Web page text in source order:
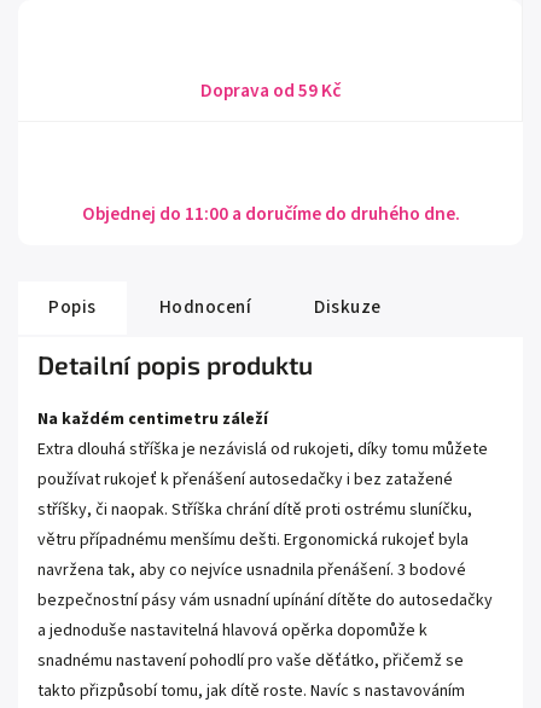
Doprava od 59 Kč
Objednej do 11:00 a doručíme do druhého dne.
Popis Hodnocení Diskuze
Detailní popis produktu
Na každém centimetru záleží
Extra dlouhá stříška je nezávislá od rukojeti, díky tomu můžete
používat rukojeť k přenášení autosedačky i bez zatažené
stříšky, či naopak. Stříška chrání dítě proti ostrému sluníčku,
větru případnému menšímu dešti. Ergonomická rukojeť byla
navržena tak, aby co nejvíce usnadnila přenášení. 3 bodové
bezpečnostní pásy vám usnadní upínání dítěte do autosedačky
a jednoduše nastavitelná hlavová opěrka dopomůže k
snadnému nastavení pohodlí pro vaše děťátko, přičemž se
takto přizpůsobí tomu, jak dítě roste. Navíc s nastavováním